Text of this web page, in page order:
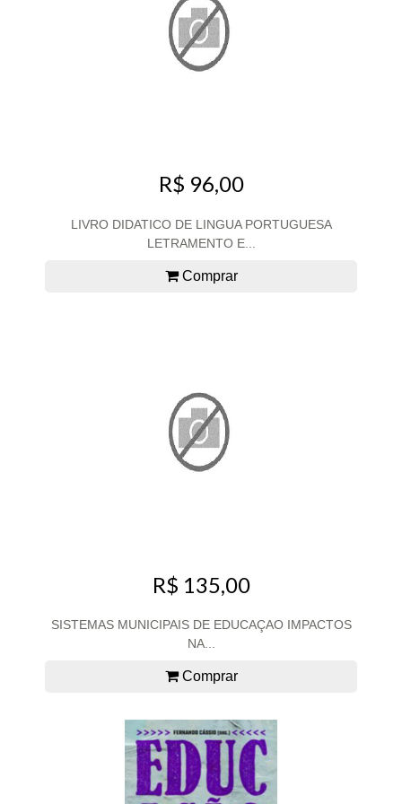
R$ 96,00
LIVRO DIDATICO DE LINGUA PORTUGUESA
LETRAMENTO E...
Comprar
R$ 135,00
SISTEMAS MUNICIPAIS DE EDUCAÇAO IMPACTOS
NA...
Comprar